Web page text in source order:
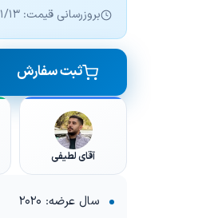
بروزرسانی قیمت: 1404/11/13
ثبت سفارش
آقای لطیفی
سال عرضه: 2020